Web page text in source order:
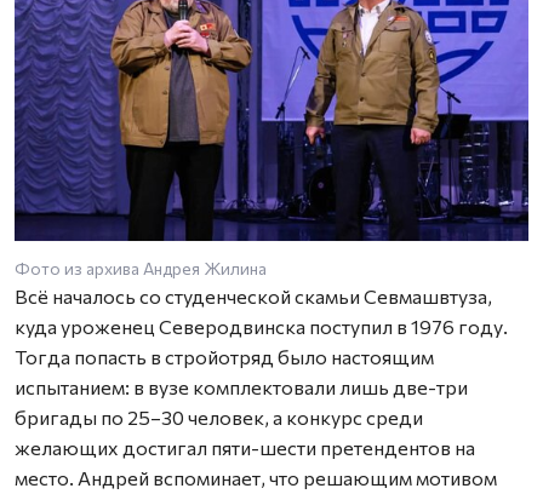
Фото из архива Андрея Жилина
Всё началось со студенческой скамьи Севмашвтуза,
куда уроженец Северодвинска поступил в 1976 году.
Тогда попасть в стройотряд было настоящим
испытанием: в вузе комплектовали лишь две-три
бригады по 25–30 человек, а конкурс среди
желающих достигал пяти-шести претендентов на
место. Андрей вспоминает, что решающим мотивом